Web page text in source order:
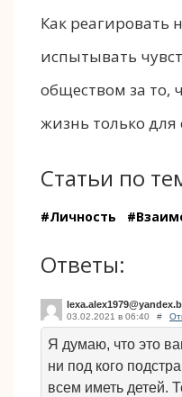
Как реагировать
испытывать
обществом за то,
жизнь только для
Статьи по
#Личность
Ответы:
03.02.2021 в 06:40 #
Я думаю, что это
ни под кого
всем иметь детей.